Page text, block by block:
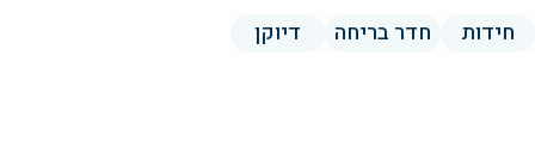
חידות חדר בריחה דיוקן